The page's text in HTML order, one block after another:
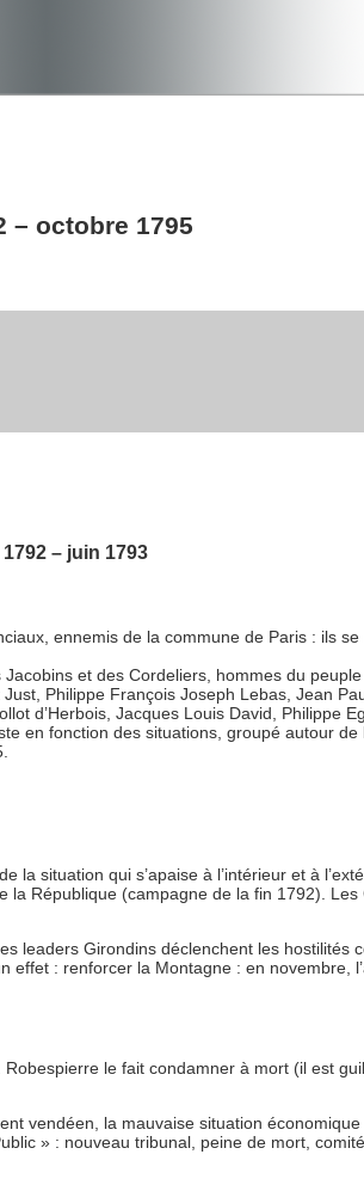
– octobre 1795
– juin 1793
ennemis de la commune de Paris : ils
et des Cordeliers, hommes du
Philippe François Joseph Lebas, Jean
d’Herbois, Jacques Louis David, Philippe
en fonction des situations, groupé autour de
la situation qui s’apaise à l’intérieur et à
République (campagne de la fin 1792).
leaders Girondins déclenchent les hostilités
effet : renforcer la Montagne : en novembre,
le fait condamner à mort (il est
vendéen, la mauvaise situation
» : nouveau tribunal, peine de mort,